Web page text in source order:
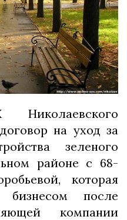
на уход за
зеленого
районе с 68-
которая
бизнесом после
компании